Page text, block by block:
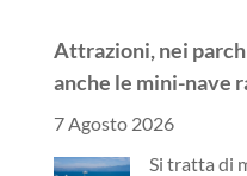
Attrazioni, nei
anche le mini-nave
7 Agosto 2026
Si tratta di